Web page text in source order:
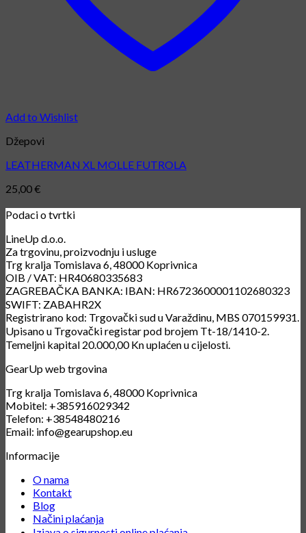
Add to Wishlist
Džepovi
LEATHERMAN XL MOLLE FUTROLA
25,00€
Podaci o tvrtki
LineUp d.o.o.
Za trgovinu, proizvodnju i usluge
Trg kralja Tomislava 6, 48000 Koprivnica
OIB / VAT: HR40680335683
ZAGREBAČKA BANKA: IBAN: HR6723600001102680323
SWIFT: ZABAHR2X
Registrirano kod: Trgovački sud u Varaždinu, MBS 070159931.
Upisano u Trgovački registar pod brojem Tt-18/1410-2.
Temeljni kapital 20.000,00 Kn uplaćen u cijelosti.
GearUp web trgovina
Trg kralja Tomislava 6, 48000 Koprivnica
Mobitel: +385916029342
Telefon: +38548480216
Email: info@gearupshop.eu
Informacije
O nama
Kontakt
Blog
Načini plaćanja